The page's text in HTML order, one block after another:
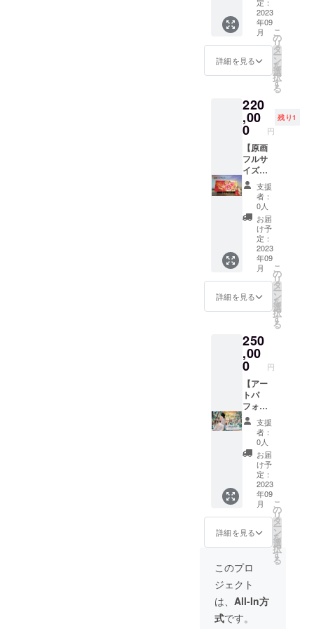
す。(有
効期限
2023年
12月ま
で) ※福
岡県か
らの交
遠方の
場合は
宿泊費
がかか
りま
す。(国
内であ
ればど
こでも
可能) ※
場所の
確保を
お願い
いたし
ます。
マンス
で描い
た絵の
一部を
切り取
りお届
けしま
(F10号
サイズ
530×45
5mm)
パネル
貼り、
額な
し。 ※
画像は
イメー
ジで
す。
2023
年09
月
詳細を見る
こ
の
リ
タ
ー
ン
を
選
択
す
る
220
,00
0 円
残り1
【原画
フルサ
イズ】
今回の
パ
フォー
マンス
で描い
た絵を
フルサ
イズで
お届け
しま
す。
(3m×1.
5m)
紙、額
なし。
※画像は
イメー
ジで
す。
支援
者：
0人
お届
け予
定：
2023
年09
月
詳細を見る
こ
の
リ
タ
ー
ン
を
選
択
す
る
250
,00
0 円
【アー
トパ
フォー
マン
ス】
Colorhy
thmRis
aオリジ
ナルの
アート
フォー
マンス
を出張
で行い
ます。
※キャン
バス、
養生
シート
など絵
を描く
支援
者：
0人
お届
け予
定：
2023
年09
月
詳細を見る
こ
の
リ
タ
ー
ン
を
選
択
す
る
このプロ
ジェクト
は、 All-In方
式です。